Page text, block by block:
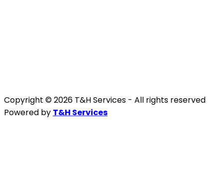
Copyright © 2026 T&H Services - All rights reserved
Powered by T&H Services